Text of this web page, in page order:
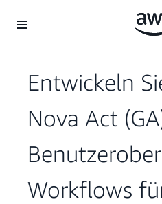
Überspringen zum Hauptinhalt
Entwickeln
Nova Act
Workflows